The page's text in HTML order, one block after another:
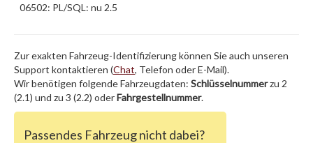
06502: PL/SQL: nu 2.5
Zur exakten Fahrzeug-Identifizierung können Sie auch unseren
Support kontaktieren (Chat, Telefon oder E-Mail).
Wir benötigen folgende Fahrzeugdaten: Schlüsselnummerzu 2
(2.1) und zu 3 (2.2) oderFahrgestellnummer.
Passendes Fahrzeug nicht dabei?